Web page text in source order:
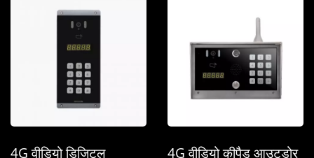
4G वीडियो डिजिटल
4G वीडियो कीपैड आउटडोर